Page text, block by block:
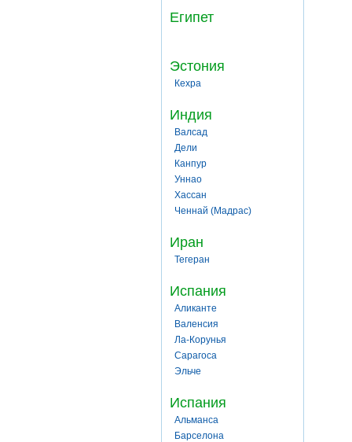
Египет
Эстония
Кехра
Индия
Валсад
Дели
Канпур
Уннао
Хассан
Ченнай (Мадрас)
Иран
Тегеран
Испания
Аликанте
Валенсия
Ла-Корунья
Сарагоса
Эльче
Испания
Альманса
Барселона